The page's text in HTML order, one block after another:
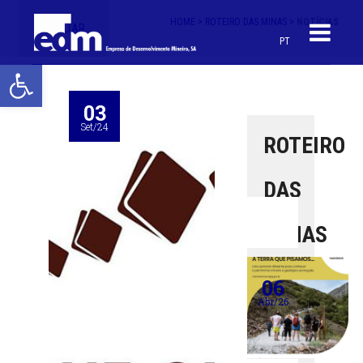
Open toolbar
PT
< VOLTAR NOTÍCIAS
03
Set/24
ROTEIRO
DAS
MINAS
06
Abr/26